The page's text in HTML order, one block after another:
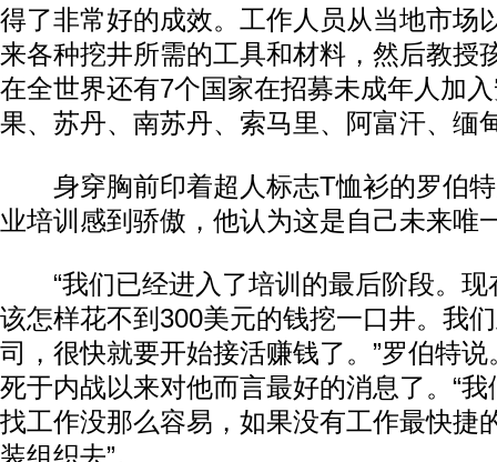
得了非常好的成效。工作人员从当地市场
来各种挖井所需的工具和材料，然后教授
在全世界还有7个国家在招募未成年人加
果、苏丹、南苏丹、索马里、阿富汗、缅
身穿胸前印着超人标志T恤衫的罗伯特
业培训感到骄傲，他认为这是自己未来唯
“我们已经进入了培训的最后阶段。现
该怎样花不到300美元的钱挖一口井。我
司，很快就要开始接活赚钱了。”罗伯特
死于内战以来对他而言最好的消息了。“
找工作没那么容易，如果没有工作最快捷